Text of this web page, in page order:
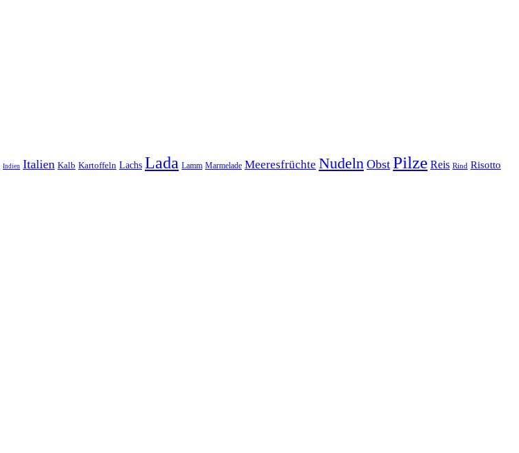
Indien Italien Kalb Kartoffeln Lachs Lada Lamm Marmelade Meeresfrüchte Nudeln Obst Pilze Reis Rind Risotto